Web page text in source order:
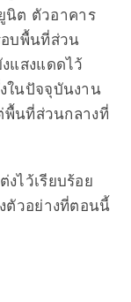
นิต ตัวอาคาร
บพื้นที่ส่วน
แสงแดดไว้
ในปัจจุบันงาน
พื้นที่ส่วนกลางที่
ไว้เรียบร้อย
ตัวอย่างที่ตอนนี้